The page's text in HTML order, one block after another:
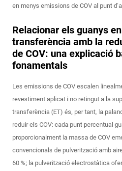
en menys emissions de COV al punt
Relacionar els guanys
transferència amb la
de COV: una explicació
fonamentals
Les emissions de COV escalen
revestiment aplicat i no retingut a la
transferència (ET) és, per tant, la
reduir els COV: cada punt percentual
proporcionalment la massa de COV
convencionals de pulverització amb
60 %; la pulverització electrostàtica